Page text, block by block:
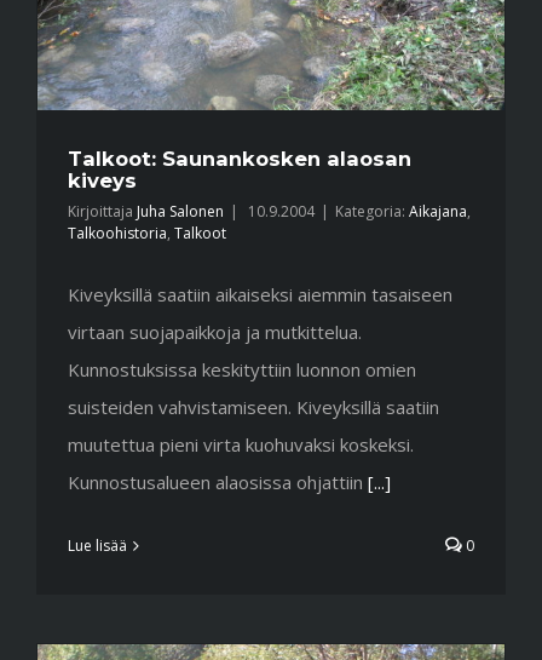
Talkoot: Saunankosken alaosan
kiveys
Kirjoittaja Juha Salonen | 10.9.2004 | Kategoria: Aikajana,
Talkoohistoria, Talkoot
Kiveyksillä saatiin aikaiseksi aiemmin tasaiseen
virtaan suojapaikkoja ja mutkittelua.
Kunnostuksissa keskityttiin luonnon omien
suisteiden vahvistamiseen. Kiveyksillä saatiin
muutettua pieni virta kuohuvaksi koskeksi.
Kunnostusalueen alaosissa ohjattiin [...]
Lue lisää 0